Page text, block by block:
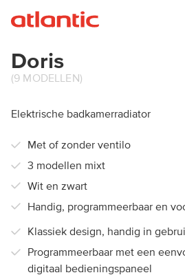
Wat zoek je?
PRODUCTEN
DOCUMENTATIE
PREMIES
OVER ATLANTIC
INLOGGEN
Doris
(9 MODELLEN)
Elektrische badkamerradiator
Met of zonder ventilo
3 modellen mixt
Wit en zwart
Handig, programmeerbaar en
Klassiek design, handig in
Programmeerbaar met een
digitaal bedieningspaneel